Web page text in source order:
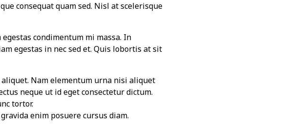
consequat quam sed. Nisl at scelerisque
condimentum mi massa. In
egestas in nec sed et. Quis lobortis at sit
Nam elementum urna nisi aliquet
neque ut id eget consectetur dictum.
tortor.
enim posuere cursus diam.